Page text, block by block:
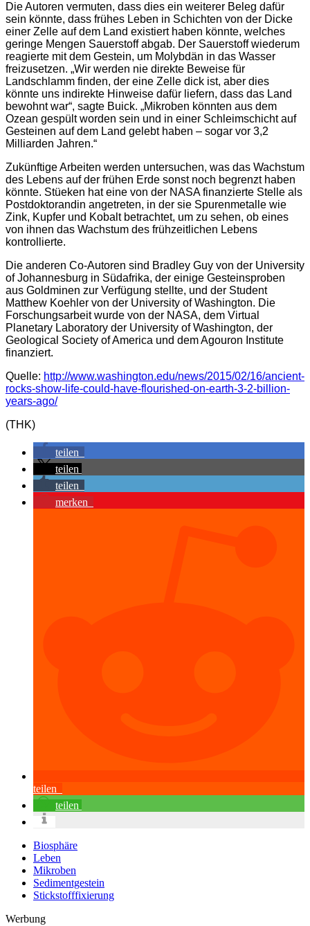
Die Autoren vermuten, dass dies ein weiterer Beleg dafür
sein könnte, dass frühes Leben in Schichten von der Dicke
einer Zelle auf dem Land existiert haben könnte, welches
geringe Mengen Sauerstoff abgab. Der Sauerstoff wiederum
reagierte mit dem Gestein, um Molybdän in das Wasser
freizusetzen. „Wir werden nie direkte Beweise für
Landschlamm finden, der eine Zelle dick ist, aber dies
könnte uns indirekte Hinweise dafür liefern, dass das Land
bewohnt war“, sagte Buick. „Mikroben könnten aus dem
Ozean gespült worden sein und in einer Schleimschicht auf
Gesteinen auf dem Land gelebt haben – sogar vor 3,2
Milliarden Jahren.“
Zukünftige Arbeiten werden untersuchen, was das Wachstum
des Lebens auf der frühen Erde sonst noch begrenzt haben
könnte. Stüeken hat eine von der NASA finanzierte Stelle als
Postdoktorandin angetreten, in der sie Spurenmetalle wie
Zink, Kupfer und Kobalt betrachtet, um zu sehen, ob eines
von ihnen das Wachstum des frühzeitlichen Lebens
kontrollierte.
Die anderen Co-Autoren sind Bradley Guy von der University
of Johannesburg in Südafrika, der einige Gesteinsproben
aus Goldminen zur Verfügung stellte, und der Student
Matthew Koehler von der University of Washington. Die
Forschungsarbeit wurde von der NASA, dem Virtual
Planetary Laboratory der University of Washington, der
Geological Society of America und dem Agouron Institute
finanziert.
Quelle: http://www.washington.edu/news/2015/02/16/ancient-
rocks-show-life-could-have-flourished-on-earth-3-2-billion-
years-ago/
(THK)
teilen
teilen
teilen
merken
teilen
teilen
Biosphäre
Leben
Mikroben
Sedimentgestein
Stickstofffixierung
Werbung